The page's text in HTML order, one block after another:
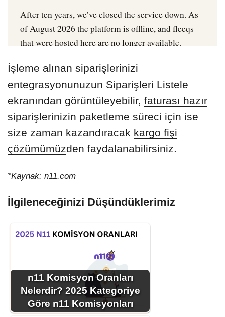
İşleme alınan siparişlerinizi
entegrasyonunuzun Siparişleri Listele
ekranından görüntüleyebilir, faturası hazır
siparişlerinizin paketleme süreci için ise
size zaman kazandıracak kargo fişi
çözümümüzden faydalanabilirsiniz.
*Kaynak: n11.com
İlgileneceğinizi Düşündüklerimiz
n11 Komisyon Oranları
Nelerdir? 2025 Kategoriye
Göre n11 Komisyonları